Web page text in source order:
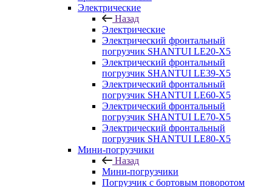
Электрические
Назад
Электрические
Электрический фронтальный
погрузчик SHANTUI LE20-X5
Электрический фронтальный
погрузчик SHANTUI LE39-X5
Электрический фронтальный
погрузчик SHANTUI LE60-X5
Электрический фронтальный
погрузчик SHANTUI LE70-X5
Электрический фронтальный
погрузчик SHANTUI LE80-X5
Мини-погрузчики
Назад
Мини-погрузчики
Погрузчик с бортовым поворотом